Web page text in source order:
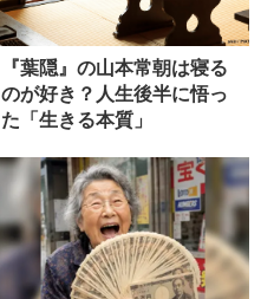
『葉隠』の山本常朝は寝る
のが好き？人生後半に悟っ
た「生きる本質」